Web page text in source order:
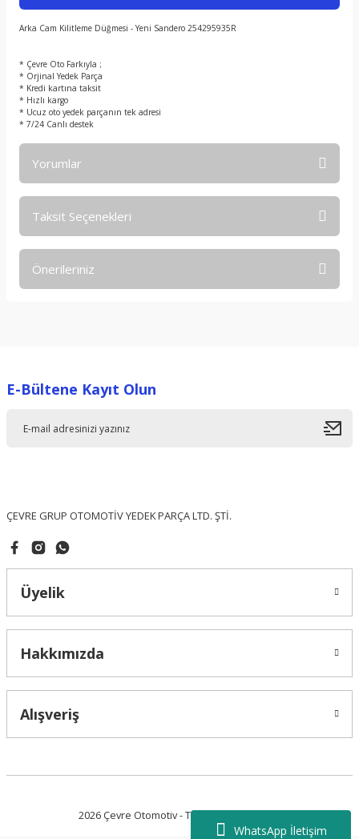
WhatsApp İletişim
Arka Cam Kilitleme Düğmesi - Yeni Sandero 254295935R
* Çevre Oto Farkıyla ;
* Orjinal Yedek Parça
* Kredi kartına taksit
* Hızlı kargo
* Ucuz oto yedek parçanın tek adresi
* 7/24 Canlı destek
Yorumlar
Taksit Seçenekleri
Önerileriniz
Ürün resmi kalitesiz, bozuk veya görüntülenemiyor.
E-Bültene Kayıt Olun
ÇEVRE GRUP OTOMOTİV YEDEK PARÇA LTD. ŞTİ.
Üyelik
Hakkımızda
Alışveriş
2026 Çevre Otomotiv - Tüm Hakları Saklıdır.